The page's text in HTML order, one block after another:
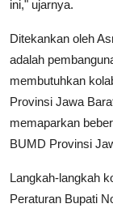
ini," ujarnya.
Ditekankan oleh
adalah
membutuhkan
Provinsi Jawa
memaparkan
BUMD Provinsi
Langkah-langkah
Peraturan Bupati